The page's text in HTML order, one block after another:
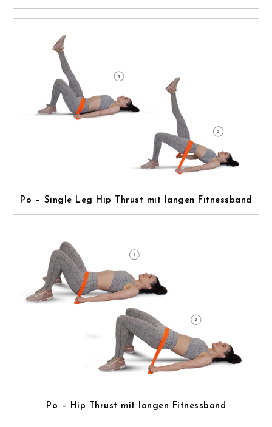
Po – Single Leg Hip Thrust mit langen Fitnessband
Po – Hip Thrust mit langen Fitnessband